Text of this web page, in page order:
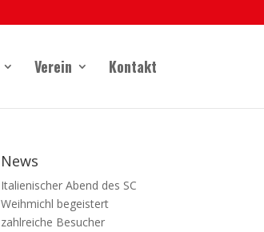
Verein Kontakt
News
Italienischer Abend des SC
Weihmichl begeistert
zahlreiche Besucher